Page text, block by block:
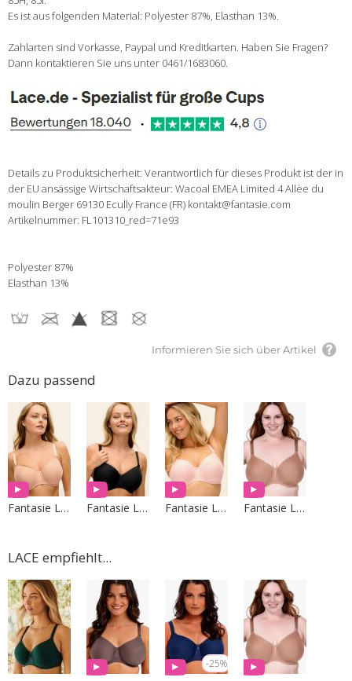
Es ist aus folgenden Material: Polyester 87%, Elasthan 13%.
Zahlarten sind Vorkasse, Paypal und Kreditkarten. Haben Sie Fragen?
Dann kontaktieren Sie uns unter 0461/1683060.
Details zu Produktsicherheit: Verantwortlich für dieses Produkt ist der in
der EU ansässige Wirtschaftsakteur: Wacoal EMEA Limited 4 Allèe du
moulin Berger 69130 Ecully France (FR) kontakt@fantasie.com
Artikelnummer: FL101310_red=71e93
Polyester 87%
Elasthan 13%
Informieren Sie sich über Artikel
Dazu passend
Fantasie Lingerie Fantasie Lingerie Fantasie Lingerie Fantasie Lingerie
LACE empfiehlt...
-25%